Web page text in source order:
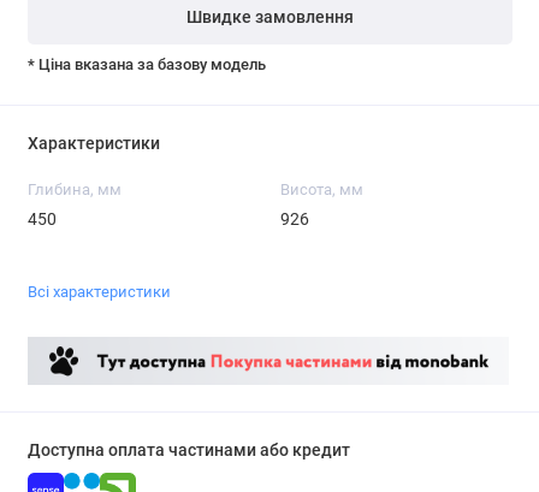
Швидке замовлення
* Ціна вказана за базову модель
Характеристики
Глибина, мм
450
Висота, мм
926
Всі характеристики
Доступна оплата частинами або кредит